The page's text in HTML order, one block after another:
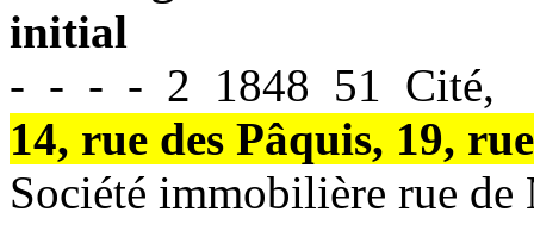
initial
- - - - 2 1848 51 Cité,
14, rue des Pâquis, 19,
Société immobilière rue